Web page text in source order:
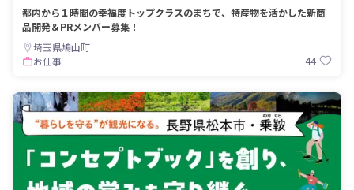
都内から１時間の幸福度トップクラスのまちで、特産物を活かした新商
品開発＆PRメンバー募集！
埼玉県鳩山町
お仕事
44